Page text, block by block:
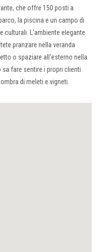
che offre 150 posti a
la piscina e un campo di
culturali. L'ambiente elegante
pranzare nella veranda
o spaziare all'esterno nella
sa fare sentire i propri clienti
di meleti e vigneti.